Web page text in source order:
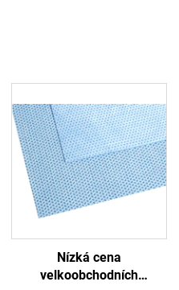
Nízká cena
velkoobchodních